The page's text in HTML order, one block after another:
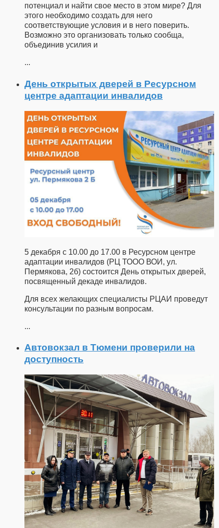
потенциал и найти свое место в этом мире? Для
этого необходимо создать для него
соответствующие условия и в него поверить.
Возможно это организовать только сообща,
объединив усилия и
...
День открытых дверей в Ресурсном
центре адаптации инвалидов
5 декабря с 10.00 до 17.00 в Ресурсном центре
адаптации инвалидов (РЦ ТООО ВОИ, ул.
Пермякова, 2б) состоится День открытых дверей,
посвященный декаде инвалидов.
Для всех желающих специалисты РЦАИ проведут
консультации по разным вопросам.
...
Автовокзал в Тюмени проверили на
доступность